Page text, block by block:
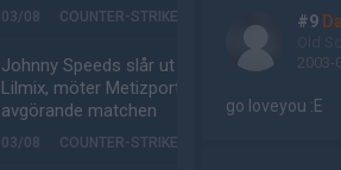
03/08 COUNTER-STRIKE
Johnny Speeds slår ut
Lilmix, möter Metizport i
avgörande matchen
03/08 COUNTER-STRIKE
#9
2003-
go loveyou :E